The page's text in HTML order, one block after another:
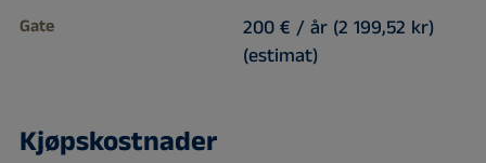
Gate
200 € / år (2 199,52 kr)
(estimat)
Kjøpskostnader